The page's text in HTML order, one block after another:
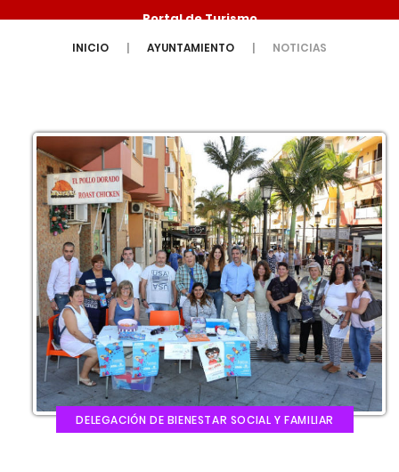
Portal de Turismo
INICIO AYUNTAMIENTO NOTICIAS
DELEGACIÓN DE BIENESTAR SOCIAL Y FAMILIAR